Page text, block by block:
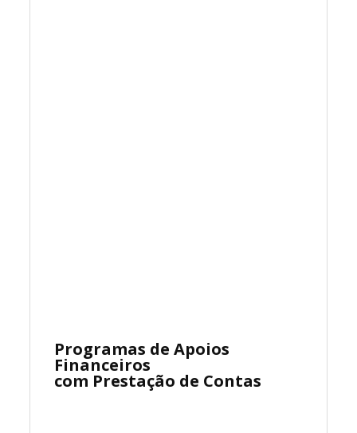
Programas de Apoios
Financeiros
com Prestação de Contas